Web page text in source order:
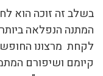
בשלב זה זוכה הוא
המתנה הנפלאה
לקחת מרצונו
קיומם ושיפורם